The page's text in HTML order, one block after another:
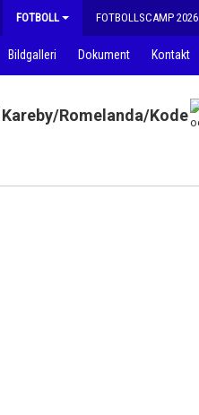
FOTBOLL FOTBOLLSCAMP 2026
Bildgalleri Dokument Kontakt
Kareby/Romelanda/Kode